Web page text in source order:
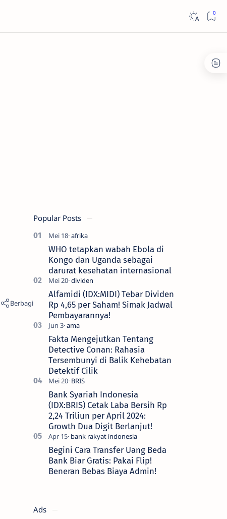
Popular Posts
WHO tetapkan wabah Ebola di
Kongo dan Uganda sebagai
darurat kesehatan internasional
Alfamidi (IDX:MIDI) Tebar Dividen
Rp 4,65 per Saham! Simak Jadwal
Pembayarannya!
Fakta Mengejutkan Tentang
Detective Conan: Rahasia
Tersembunyi di Balik Kehebatan
Detektif Cilik
Bank Syariah Indonesia
(IDX:BRIS) Cetak Laba Bersih Rp
2,24 Triliun per April 2024:
Growth Dua Digit Berlanjut!
Begini Cara Transfer Uang Beda
Bank Biar Gratis: Pakai Flip!
Beneran Bebas Biaya Admin!
Ads